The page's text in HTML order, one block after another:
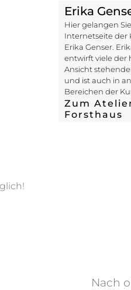
Erika
Hier gelangen
Internetseite der
Erika Genser.
entwirft viele der
Ansicht
und ist auch in
Bereichen der
Zum
Forsthaus
Nach